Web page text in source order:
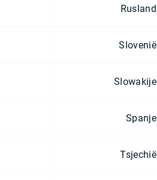
Rusland
Slovenië
Slowakije
Spanje
Tsjechië